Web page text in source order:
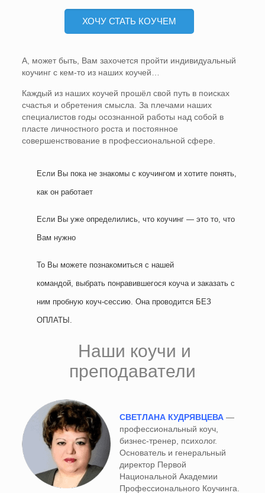
ХОЧУ СТАТЬ КОУЧЕМ
А, может быть, Вам захочется пройти индивидуальный
коучинг с кем-то из наших коучей…
Каждый из наших коучей прошёл свой путь в поисках
счастья и обретения смысла. За плечами наших
специалистов годы осознанной работы над собой в
пласте личностного роста и постоянное
совершенствование в профессиональной сфере.
Если Вы пока не знакомы с коучингом и хотите понять,
как он работает
Если Вы уже определились, что коучинг — это то, что
Вам нужно
То Вы можете познакомиться с нашей
командой, выбрать понравившегося коуча и заказать с
ним пробную коуч-сессию. Она проводится БЕЗ
ОПЛАТЫ.
Наши коучи и
преподаватели
СВЕТЛАНА КУДРЯВЦЕВА—
профессиональный коуч,
бизнес-тренер, психолог.
Основатель и генеральный
директор Первой
Национальной Академии
Профессионального Коучинга.